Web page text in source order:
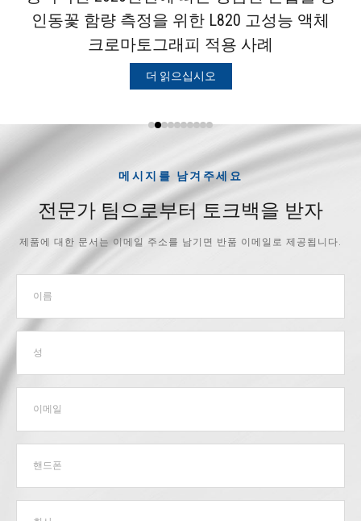
인동꽃 함량 측정을 위한 L820 고성능 액체
크로마토그래피 적용 사례
더 읽으십시오
메시지를 남겨주세요
전문가 팀으로부터 토크백을 받자
제품에 대한 문서는 이메일 주소를 남기면 반품 이메일로 제공됩니다.